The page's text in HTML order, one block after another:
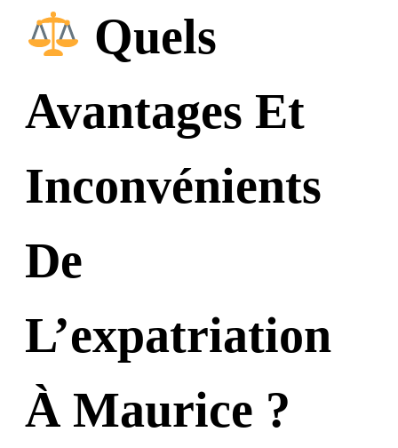
Quels
Avantages Et
Inconvénients
De
L’expatriation
À Maurice ?